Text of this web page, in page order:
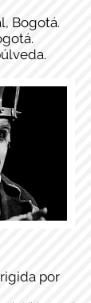
Bogotá.
por